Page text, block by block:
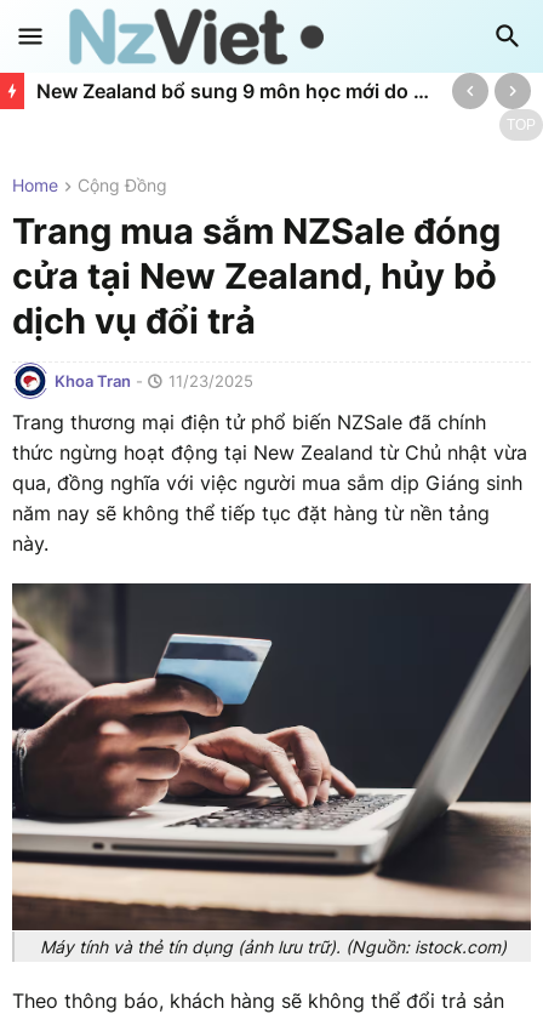
New Zealand bổ sung 9 môn học mới do doanh nghiệp định hướng
TOP
Home Cộng Đồng
Trang mua sắm NZSale đóng
cửa tại New Zealand, hủy bỏ
dịch vụ đổi trả
Khoa Tran - 11/23/2025
Trang thương mại điện tử phổ biến NZSale đã chính
thức ngừng hoạt động tại New Zealand từ Chủ nhật vừa
qua, đồng nghĩa với việc người mua sắm dịp Giáng sinh
năm nay sẽ không thể tiếp tục đặt hàng từ nền tảng
này.
Máy tính và thẻ tín dụng (ảnh lưu trữ). (Nguồn: istock.com)
Theo thông báo, khách hàng sẽ không thể đổi trả sản